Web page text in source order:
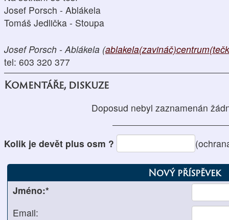
Josef Porsch - Ablákela
Tomáš Jedlička - Stoupa
Josef Porsch - Ablákela (
tel: 603 320 377
Komentáře, diskuze
Doposud nebyl zaznamenán
Kolik je devět plus osm ?
Nový příspěvek
Jméno:*
Email: